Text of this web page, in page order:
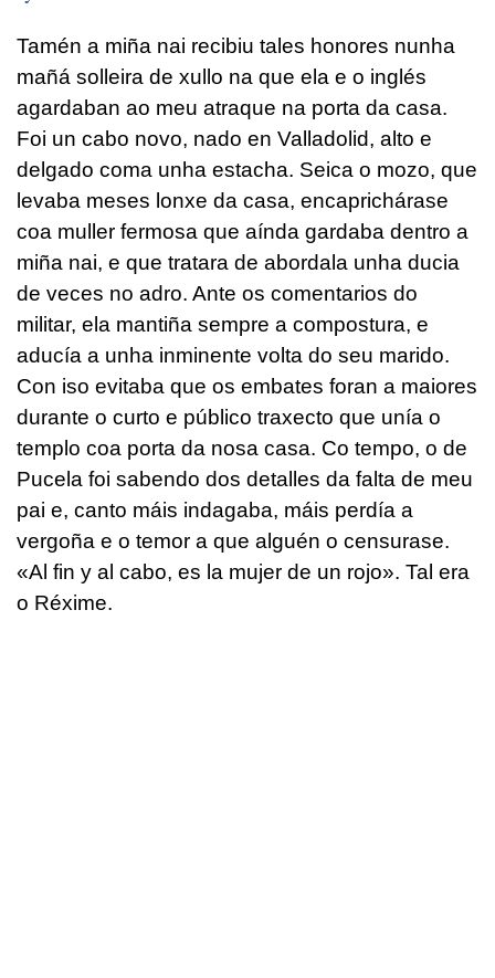
Tamén a miña nai recibiu tales honores nunha
mañá solleira de xullo na que ela e o inglés
agardaban ao meu atraque na porta da casa.
Foi un cabo novo, nado en Valladolid, alto e
delgado coma unha estacha. Seica o mozo, que
levaba meses lonxe da casa, encaprichárase
coa muller fermosa que aínda gardaba dentro a
miña nai, e que tratara de abordala unha ducia
de veces no adro. Ante os comentarios do
militar, ela mantiña sempre a compostura, e
aducía a unha inminente volta do seu marido.
Con iso evitaba que os embates foran a maiores
durante o curto e público traxecto que unía o
templo coa porta da nosa casa. Co tempo, o de
Pucela foi sabendo dos detalles da falta de meu
pai e, canto máis indagaba, máis perdía a
vergoña e o temor a que alguén o censurase.
«Al fin y al cabo, es la mujer de un rojo». Tal era
o Réxime.